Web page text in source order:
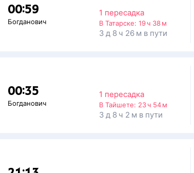
00:59
Богданович
1 пересадка
В Татарске: 19 ч 38 м
3 д 8 ч 26 м в пути
00:35
Богданович
1 пересадка
В Тайшете: 23 ч 54 м
3 д 8 ч 2 м в пути